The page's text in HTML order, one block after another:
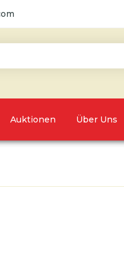
Auktionen Über Uns